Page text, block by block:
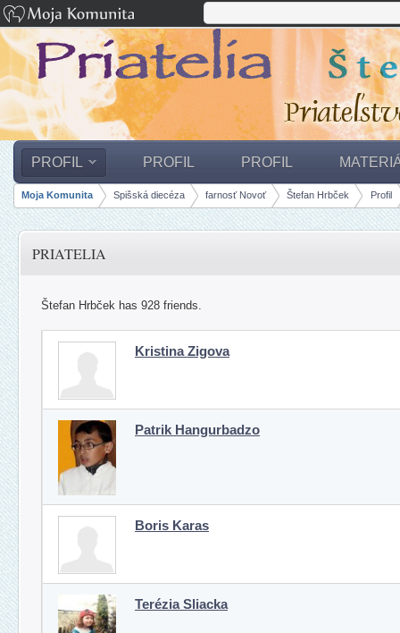
PROFIL PROFIL PROFIL
Breadcrumbs
Moja Komunita Spišská diecéza farnosť Novoť Štefan Hrbček Profil
PRIATELIA
Štefan Hrbček has 928 friends.
Kristina Zigova
Patrik Hangurbadzo
Boris Karas
Terézia Sliacka